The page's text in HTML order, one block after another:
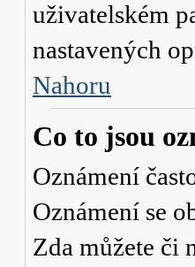
uživatelském
nastavených
Nahoru
Co to jsou
Oznámení
Oznámení se
Zda můžete či